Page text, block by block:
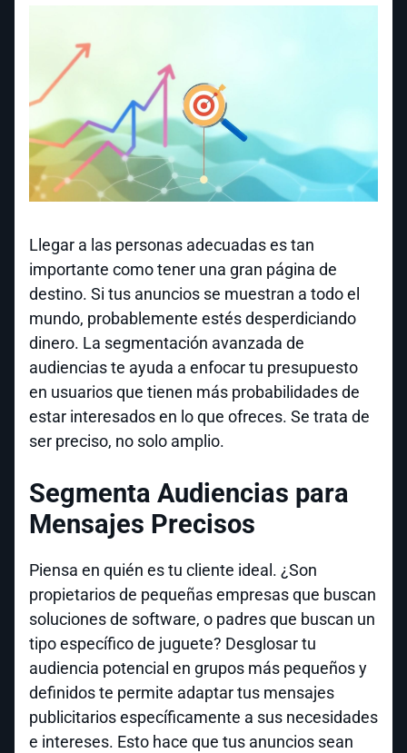
Llegar a las personas adecuadas es tan
importante como tener una gran página de
destino. Si tus anuncios se muestran a todo el
mundo, probablemente estés desperdiciando
dinero. La segmentación avanzada de
audiencias te ayuda a enfocar tu presupuesto
en usuarios que tienen más probabilidades de
estar interesados en lo que ofreces. Se trata de
ser preciso, no solo amplio.
Segmenta Audiencias para
Mensajes Precisos
Piensa en quién es tu cliente ideal. ¿Son
propietarios de pequeñas empresas que buscan
soluciones de software, o padres que buscan un
tipo específico de juguete? Desglosar tu
audiencia potencial en grupos más pequeños y
definidos te permite adaptar tus mensajes
publicitarios específicamente a sus necesidades
e intereses. Esto hace que tus anuncios sean